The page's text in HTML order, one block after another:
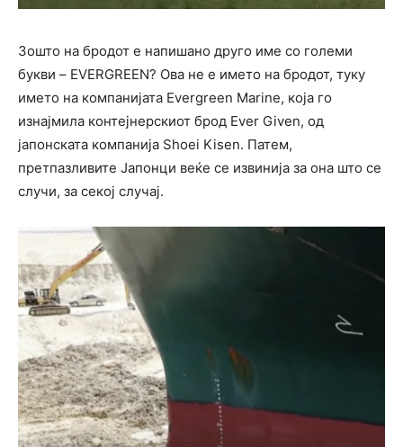
Зошто на бродот е напишано друго име со големи
букви – EVERGREEN? Ова не е името на бродот, туку
името на компанијата Evergreen Marine, која го
изнајмила контејнерскиот брод Ever Given, од
јапонската компанија Shoei Kisen. Патем,
претпазливите Јапонци веќе се извинија за она што се
случи, за секој случај.